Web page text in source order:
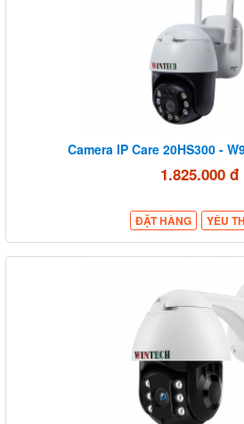
Camera IP Care 20HS300 -
1.825.000 đ
ĐẶT HÀNG YÊU